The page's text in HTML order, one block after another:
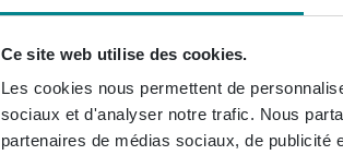
Ce site web utilise des cookies.
Les cookies nous permettent de
sociaux et d'analyser notre trafic. Nous
partenaires de médias sociaux, de